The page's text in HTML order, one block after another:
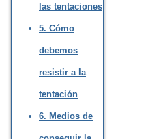
las tentaciones
5. Cómo
debemos
resistir a la
tentación
6. Medios de